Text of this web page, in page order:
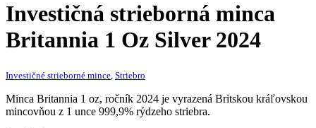
Investičná strieborná minca
Britannia 1 Oz Silver 2024
Investičné strieborné mince Striebro
Minca Britannia 1 oz, ročník 2024 je vyrazená Britskou kráľovskou
mincovňou z 1 unce 999,9% rýdzeho striebra.